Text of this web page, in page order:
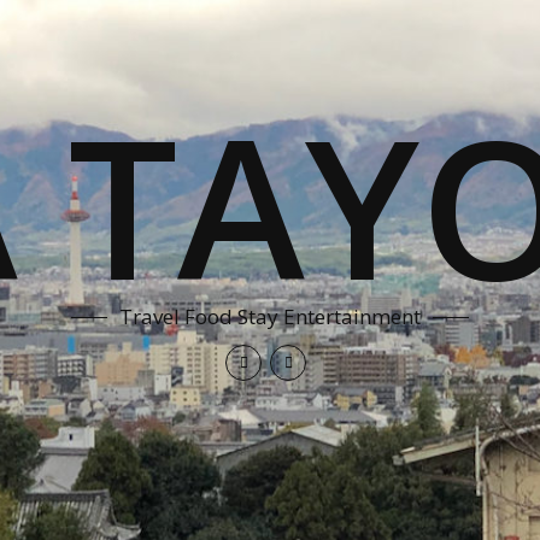
Travel Food Stay Entertainment